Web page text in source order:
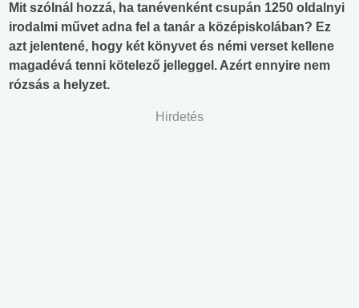
Mit szólnál hozzá, ha tanévenként csupán 1250 oldalnyi
irodalmi művet adna fel a tanár a középiskolában? Ez
azt jelentené, hogy két könyvet és némi verset kellene
magadévá tenni kötelező jelleggel. Azért ennyire nem
rózsás a helyzet.
Hirdetés